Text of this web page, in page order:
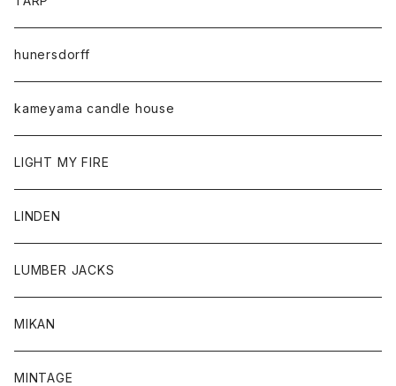
hunersdorff
kameyama candle house
LIGHT MY FIRE
LINDEN
LUMBER JACKS
MIKAN
MINTAGE